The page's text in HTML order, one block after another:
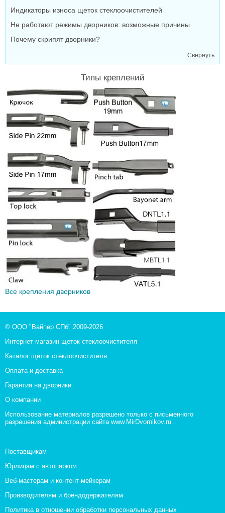
Индикаторы износа щеток стеклоочистителей
Не работают режимы дворников: возможные причины
Почему скрипят дворники?
Свернуть
Типы креплений
Все крепления дворников
© ООО "Вайпер СПб" 2009-2026
Интернет-магазин щеток стеклоочистителя
Каталог щеток стеклоочистителя
Оплата и доставка
Гарантия на дворники
О компании
Использование материалов разрешено только с письменного
разрешения администрации сайта www.MirDvornikov.ru
Поставщикам
Юрлицам с автопарком
Веб-мастерам и контент-мейкерам
Производителям и брендодержателям
Политика в отношении обработки персональных данных